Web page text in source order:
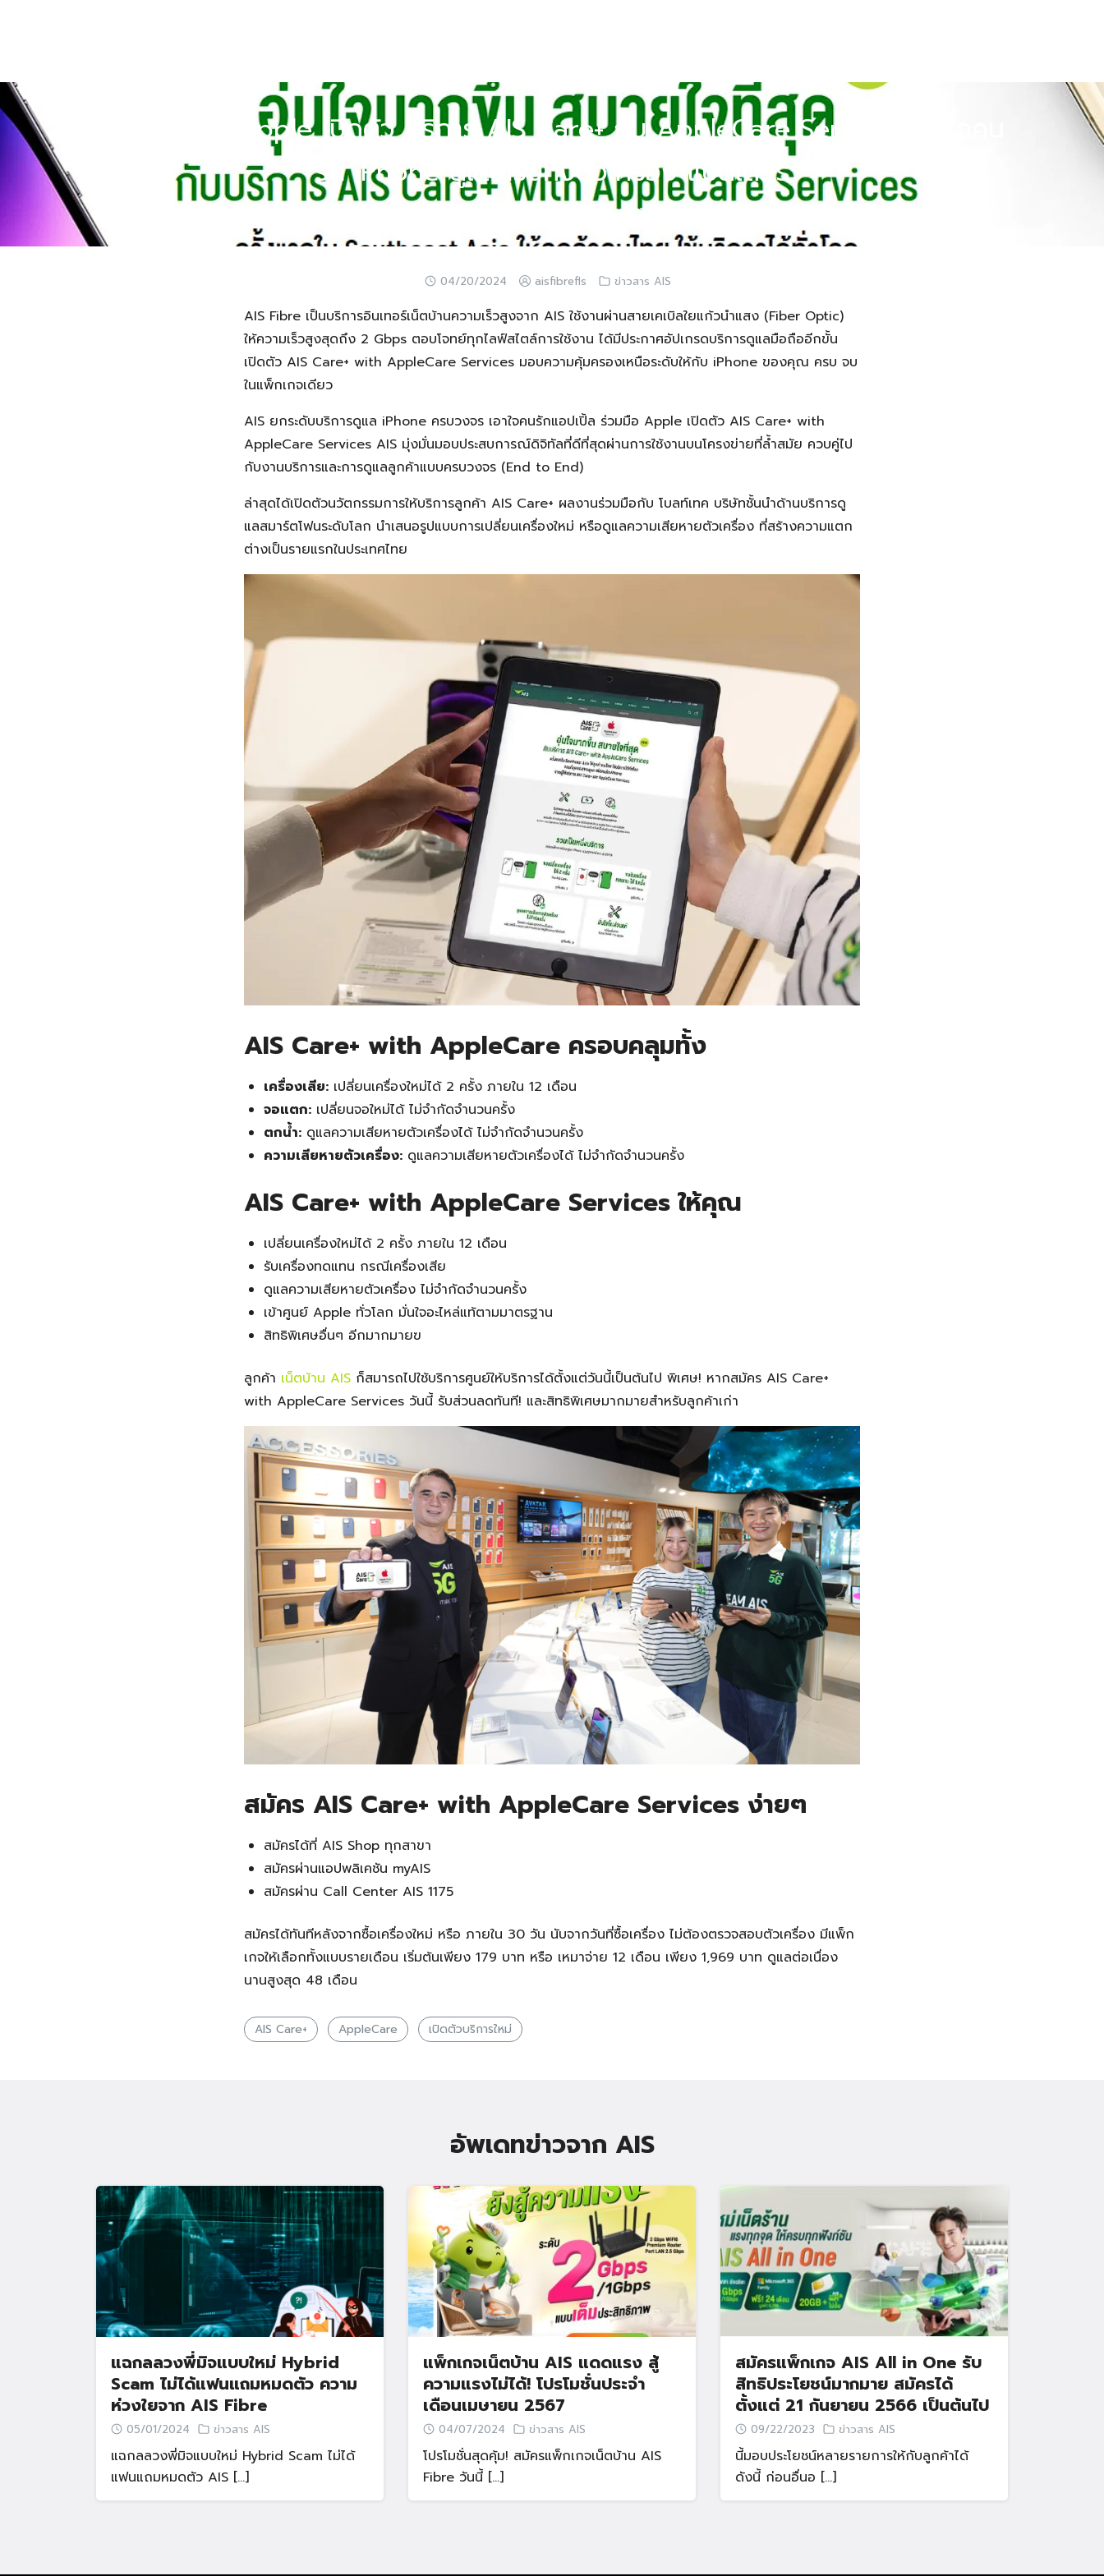
for:
Search
AIS ร่วมมือ Apple เปิดตัว บริการ AIS Care+ กับ AppleCare Services เอาใจคน
รัก iPhone ดูแลครบทั้งตัวเครื่อง แบตเตอรี่
AIS ร่วมมือ Apple เปิดตัว บริการ AIS Care+ กับ AppleCare Services เอาใจคนรัก iPhone ดูแลครบทั้งตัวเครื่อง แบตเตอรี่
04/20/2024 aisfibrefls ข่าวสาร AIS
AIS Fibre เป็นบริการอินเทอร์เน็ตบ้านความเร็วสูงจาก AIS ใช้งานผ่านสายเคเบิลใยแก้วนำแสง (Fiber Optic)
ให้ความเร็วสูงสุดถึง 2 Gbps ตอบโจทย์ทุกไลฟ์สไตล์การใช้งาน ได้มีประกาศอัปเกรดบริการดูแลมือถืออีกขั้น
เปิดตัว AIS Care+ with AppleCare Services มอบความคุ้มครองเหนือระดับให้กับ iPhone ของคุณ ครบ จบ
ในแพ็กเกจเดียว
AIS ยกระดับบริการดูแล iPhone ครบวงจร เอาใจคนรักแอปเปิ้ล ร่วมมือ Apple เปิดตัว AIS Care+ with
AppleCare Services AIS มุ่งมั่นมอบประสบการณ์ดิจิทัลที่ดีที่สุดผ่านการใช้งานบนโครงข่ายที่ล้ำสมัย ควบคู่ไป
กับงานบริการและการดูแลลูกค้าแบบครบวงจร (End to End)
ล่าสุดได้เปิดตัวนวัตกรรมการให้บริการลูกค้า AIS Care+ ผลงานร่วมมือกับ โบลท์เทค บริษัทชั้นนำด้านบริการดู
แลสมาร์ตโฟนระดับโลก นำเสนอรูปแบบการเปลี่ยนเครื่องใหม่ หรือดูแลความเสียหายตัวเครื่อง ที่สร้างความแตก
ต่างเป็นรายแรกในประเทศไทย
AIS Care+ with AppleCare ครอบคลุมทั้ง
เครื่องเสีย: เปลี่ยนเครื่องใหม่ได้ 2 ครั้ง ภายใน 12 เดือน
จอแตก: เปลี่ยนจอใหม่ได้ ไม่จำกัดจำนวนครั้ง
ตกน้ำ: ดูแลความเสียหายตัวเครื่องได้ ไม่จำกัดจำนวนครั้ง
ความเสียหายตัวเครื่อง: ดูแลความเสียหายตัวเครื่องได้ ไม่จำกัดจำนวนครั้ง
AIS Care+ with AppleCare Services ให้คุณ
เปลี่ยนเครื่องใหม่ได้ 2 ครั้ง ภายใน 12 เดือน
รับเครื่องทดแทน กรณีเครื่องเสีย
ดูแลความเสียหายตัวเครื่อง ไม่จำกัดจำนวนครั้ง
เข้าศูนย์ Apple ทั่วโลก มั่นใจอะไหล่แท้ตามมาตรฐาน
สิทธิพิเศษอื่นๆ อีกมากมายฃ
ลูกค้า เน็ตบ้าน AIS ก็สมารถไปใช้บริการศูนย์ให้บริการได้ตั้งแต่วันนี้เป็นต้นไป พิเศษ! หากสมัคร AIS Care+
with AppleCare Services วันนี้ รับส่วนลดทันที! และสิทธิพิเศษมากมายสำหรับลูกค้าเก่า
สมัคร AIS Care+ with AppleCare Services ง่ายๆ
สมัครได้ที่ AIS Shop ทุกสาขา
สมัครผ่านแอปพลิเคชัน myAIS
สมัครผ่าน Call Center AIS 1175
สมัครได้ทันทีหลังจากซื้อเครื่องใหม่ หรือ ภายใน 30 วัน นับจากวันที่ซื้อเครื่อง ไม่ต้องตรวจสอบตัวเครื่อง มีแพ็ก
เกจให้เลือกทั้งแบบรายเดือน เริ่มต้นเพียง 179 บาท หรือ เหมาจ่าย 12 เดือน เพียง 1,969 บาท ดูแลต่อเนื่อง
นานสูงสุด 48 เดือน
AIS Care+ AppleCare เปิดตัวบริการใหม่
อัพเดทข่าวจาก AIS
แฉกลลวงพี่มิจแบบใหม่ Hybrid
Scam ไม่ได้แฟนแถมหมดตัว ความ
ห่วงใยจาก AIS Fibre
05/01/2024 ข่าวสาร AIS
แฉกลลวงพี่มิจแบบใหม่ Hybrid Scam ไม่ได้
แฟนแถมหมดตัว AIS […]
แพ็กเกจเน็ตบ้าน AIS แดดแรง สู้
ความแรงไม่ได้! โปรโมชั่นประจำ
เดือนเมษายน 2567
04/07/2024 ข่าวสาร AIS
โปรโมชั่นสุดคุ้ม! สมัครแพ็กเกจเน็ตบ้าน AIS
Fibre วันนี้ […]
สมัครแพ็กเกจ AIS All in One รับ
สิทธิประโยชน์มากมาย สมัครได้
ตั้งแต่ 21 กันยายน 2566 เป็นต้นไป
09/22/2023 ข่าวสาร AIS
นี้มอบประโยชน์หลายรายการให้กับลูกค้าได้
ดังนี้ ก่อนอื่นอ […]